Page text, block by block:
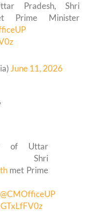
Pradesh, Shri
Minister
June 11, 2026
of Uttar
Shri
met Prime
@CMOfficeUP